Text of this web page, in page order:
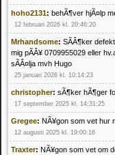
hoho2131: behÃ¶ver hjÃ¤lp
12 februari 2026 kl. 20:46:20
Mrhandsome: SÃÂ¶ker
mig pÃÂ¥ 0709955029 eller
sÃÂ¤lja mvh Hugo
25 januari 2026 kl. 10:14:23
christopher: sÃ¶ker hÃ¶ger
17 september 2025 kl. 14:31:25
Gregee: NÃ¥gon som vet hur
12 augusti 2025 kl. 19:00:16
Traxter: NÃ¥gon som vet om